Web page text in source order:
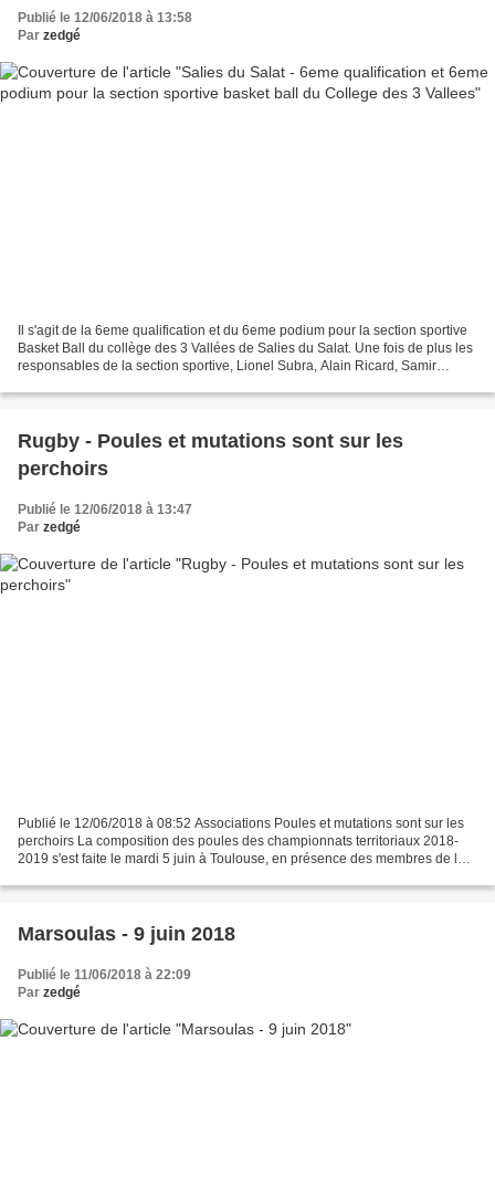
Publié le 12/06/2018 à 13:58
Par zedgé
Il s'agit de la 6eme qualification et du 6eme podium pour la section sportive
Basket Ball du collège des 3 Vallées de Salies du Salat. Une fois de plus les
responsables de la section sportive, Lionel Subra, Alain Ricard, Samir
Rugby - Poules et mutations sont sur les
perchoirs
Publié le 12/06/2018 à 13:47
Par zedgé
Publié le 12/06/2018 à 08:52 Associations Poules et mutations sont sur les
perchoirs La composition des poules des championnats territoriaux 2018-
2019 s'est faite le mardi 5 juin à Toulouse, en présence des membres de la
Marsoulas - 9 juin 2018
Publié le 11/06/2018 à 22:09
Par zedgé